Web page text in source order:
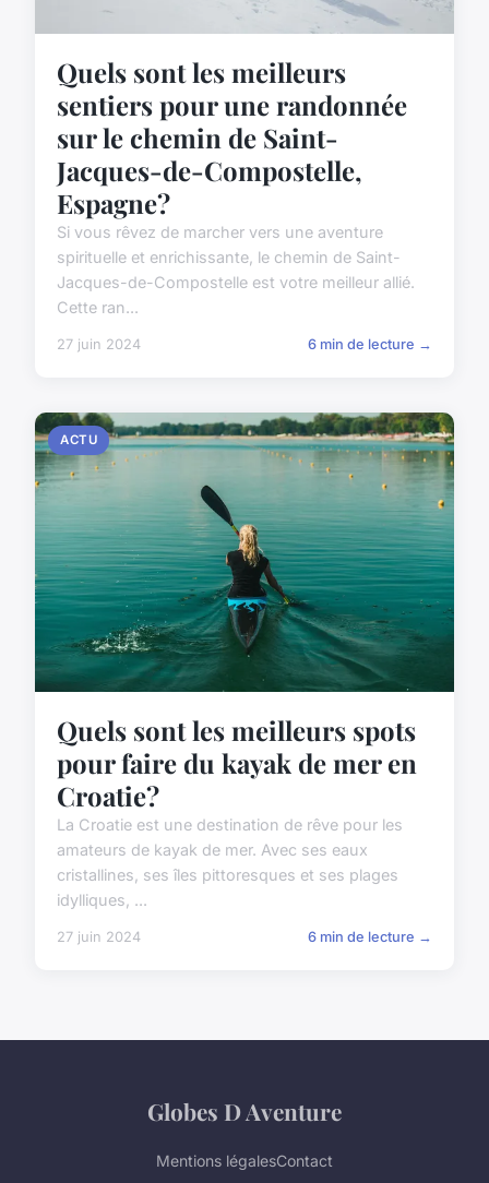
Quels sont les meilleurs
sentiers pour une randonnée
sur le chemin de Saint-
Jacques-de-Compostelle,
Espagne?
Si vous rêvez de marcher vers une aventure
spirituelle et enrichissante, le chemin de Saint-
Jacques-de-Compostelle est votre meilleur allié.
Cette ran...
27 juin 2024 6 min de lecture →
ACTU
Quels sont les meilleurs spots
pour faire du kayak de mer en
Croatie?
La Croatie est une destination de rêve pour les
amateurs de kayak de mer. Avec ses eaux
cristallines, ses îles pittoresques et ses plages
idylliques, ...
27 juin 2024 6 min de lecture →
Globes D Aventure
Mentions légalesContact